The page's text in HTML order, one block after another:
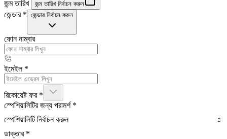
জন্ম তারিখ জন্ম তারিখ নির্বাচন করুন
জেন্ডার * জেন্ডার নির্বাচন করুন
ফোন নাম্বার
ইমেইল *
রিকোয়েষ্ট ফর *
স্পেশিয়ালিটির জন্য পরামর্শ *
স্পেশিয়ালিটি নির্বাচন করুন
ডাক্তার *